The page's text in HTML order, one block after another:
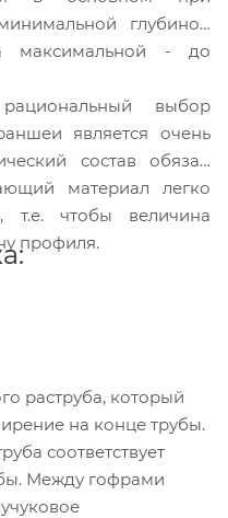
глубиной
максимальной - до
выбор
является очень
состав обязан
материал легко
т.е. чтобы величина
профиля.
раструба, который
на конце трубы.
соответствует
Между гофрами